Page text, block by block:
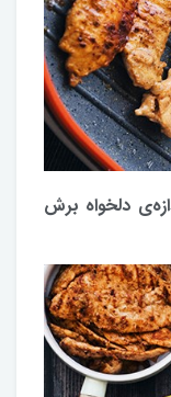
دلخواه برش